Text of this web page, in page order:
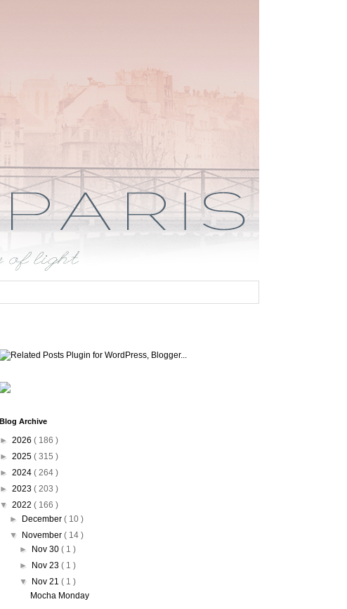
Blog Archive
► 2026 ( 186 )
► 2025 ( 315 )
► 2024 ( 264 )
► 2023 ( 203 )
▼ 2022 ( 166 )
►
December ( 10 )
▼
November ( 14 )
►
Nov 30( 1 )
►
Nov 23( 1 )
▼
Nov 21( 1 )
Mocha Monday